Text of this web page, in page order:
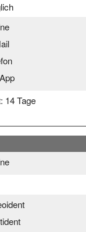
14 Tage